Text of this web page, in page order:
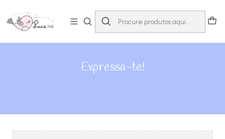
Loja Expressa-te!
Expressa-te!